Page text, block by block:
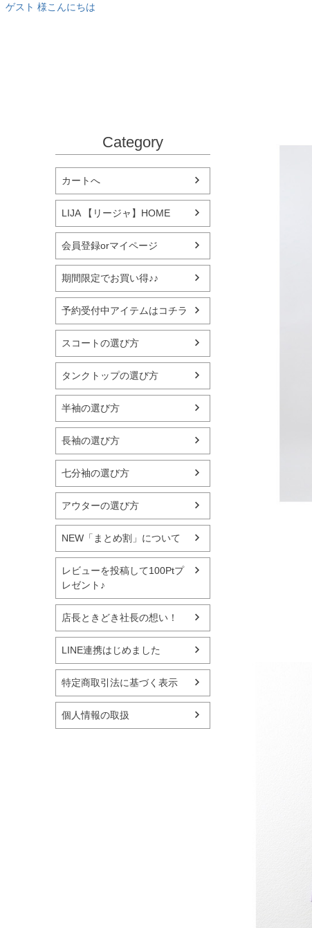
ゲスト 様こんにちは
Category
カートへ
LIJA 【リージャ】HOME
会員登録orマイページ
期間限定でお買い得♪♪
予約受付中アイテムはコチラ
スコートの選び方
タンクトップの選び方
半袖の選び方
長袖の選び方
七分袖の選び方
アウターの選び方
NEW「まとめ割」について
レビューを投稿して100Ptプ
レゼント♪
店長ときどき社長の想い！
LINE連携はじめました
特定商取引法に基づく表示
個人情報の取扱